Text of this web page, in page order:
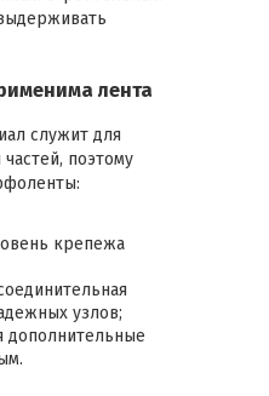
лента
служит для
поэтому
крепежа
узлов;
дополнительные